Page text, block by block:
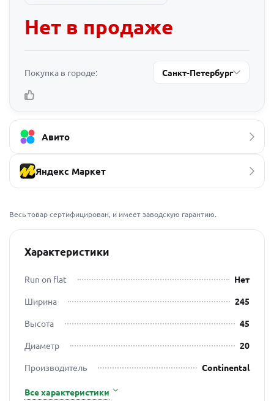
Нет в продаже
Покупка в городе: Санкт-Петербург
Авито
Яндекс Маркет
Весь товар сертифицирован, и имеет заводскую гарантию.
Характеристики
Run on flat
Нет
Ширина
245
Высота
45
Диаметр
20
Производитель
Continental
Все характеристики